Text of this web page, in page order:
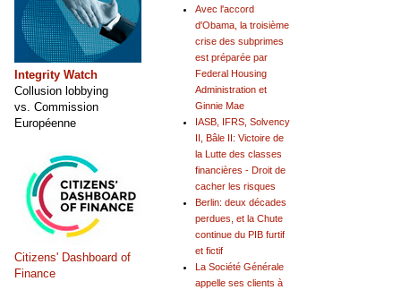
Avec l'accord
d'Obama, la troisième
crise des subprimes
est préparée par
Federal Housing
Administration et
Ginnie Mae
IASB, IFRS, Solvency
II, Bâle II: Victoire de
la Lutte des classes
financières - Droit de
cacher les risques
Berlin: deux décades
perdues, et la Chute
continue du PIB furtif
et fictif
La Société Générale
appelle ses clients à
Integrity Watch
Collusion lobbying
vs. Commission
Européenne
Citizens' Dashboard of
Finance